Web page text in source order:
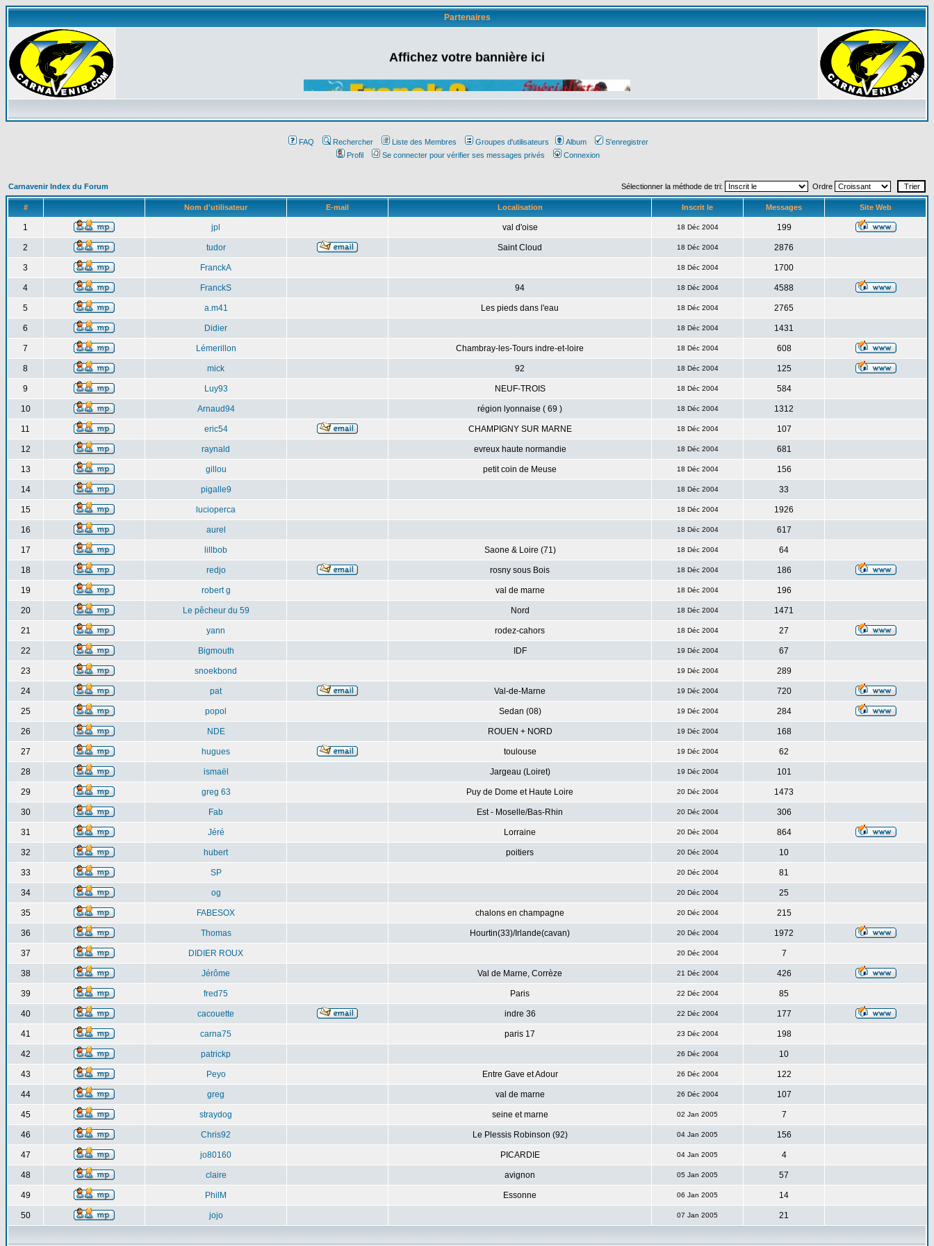
Partenaires
Affichez votre bannière ici
FAQ Rechercher Liste des Membres Groupes d'utilisateurs Album
S'enregistrer
Profil
Se connecter pour vérifier ses messages privés Connexion
Carnavenir Index du Forum Sélectionner la méthode de tri: Ordre
# Nom d'utilisateur E-mail Localisation Inscrit le Messages Site Web
1 jpl val d'oise 18 Déc 2004 199
2 tudor Saint Cloud 18 Déc 2004 2876
3 FranckA 18 Déc 2004 1700
4 FranckS 94 18 Déc 2004 4588
5 a.m41 Les pieds dans l'eau 18 Déc 2004 2765
6 Didier 18 Déc 2004 1431
7 Lémerillon Chambray-les-Tours indre-et-loire 18 Déc 2004 608
8 mick 92 18 Déc 2004 125
9 Luy93 NEUF-TROIS 18 Déc 2004 584
10 Arnaud94 région lyonnaise ( 69 ) 18 Déc 2004 1312
11 eric54 CHAMPIGNY SUR MARNE 18 Déc 2004 107
12 raynald evreux haute normandie 18 Déc 2004 681
13 gillou petit coin de Meuse 18 Déc 2004 156
14 pigalle9 18 Déc 2004 33
15 lucioperca 18 Déc 2004 1926
16 aurel 18 Déc 2004 617
17 lillbob Saone & Loire (71) 18 Déc 2004 64
18 redjo rosny sous Bois 18 Déc 2004 186
19 robert g val de marne 18 Déc 2004 196
20 Le pêcheur du 59 Nord 18 Déc 2004 1471
21 yann rodez-cahors 18 Déc 2004 27
22 Bigmouth IDF 19 Déc 2004 67
23 snoekbond 19 Déc 2004 289
24 pat Val-de-Marne 19 Déc 2004 720
25 popol Sedan (08) 19 Déc 2004 284
26 NDE ROUEN + NORD 19 Déc 2004 168
27 hugues toulouse 19 Déc 2004 62
28 ismaël Jargeau (Loiret) 19 Déc 2004 101
29 greg 63 Puy de Dome et Haute Loire 20 Déc 2004 1473
30 Fab Est - Moselle/Bas-Rhin 20 Déc 2004 306
31 Jéré Lorraine 20 Déc 2004 864
32 hubert poitiers 20 Déc 2004 10
33 SP 20 Déc 2004 81
34 og 20 Déc 2004 25
35 FABESOX chalons en champagne 20 Déc 2004 215
36 Thomas Hourtin(33)/Irlande(cavan) 20 Déc 2004 1972
37 DIDIER ROUX 20 Déc 2004 7
38 Jérôme Val de Marne, Corrèze 21 Déc 2004 426
39 fred75 Paris 22 Déc 2004 85
40 cacouette indre 36 22 Déc 2004 177
41 carna75 paris 17 23 Déc 2004 198
42 patrickp 26 Déc 2004 10
43 Peyo Entre Gave et Adour 26 Déc 2004 122
44 greg val de marne 26 Déc 2004 107
45 straydog seine et marne 02 Jan 2005 7
46 Chris92 Le Plessis Robinson (92) 04 Jan 2005 156
47 jo80160 PICARDIE 04 Jan 2005 4
48 claire avignon 05 Jan 2005 57
49 PhilM Essonne 06 Jan 2005 14
50 jojo 07 Jan 2005 21